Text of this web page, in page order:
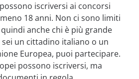
iscriversi ai concorsi
18 anni. Non ci sono limiti
anche chi è più grande
sei un cittadino italiano o un
Europea, puoi partecipare.
possono iscriversi, ma